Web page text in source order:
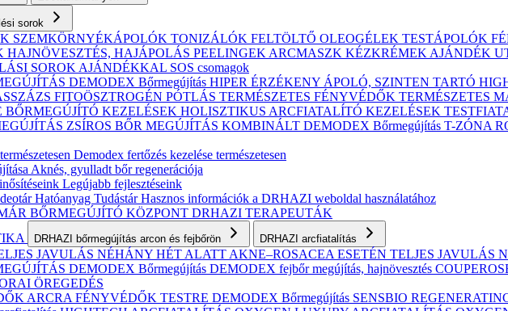
sorok
SZEMKÖRNYÉKÁPOLÓK TONIZÁLÓK FELTÖLTŐ OLEOGÉLEK TESTÁPOLÓK
HAJNÖVESZTÉS, HAJÁPOLÁS PEELINGEK ARCMASZK KÉZKRÉMEK AJÁNDÉK
SOROK AJÁNDÉKKAL SOS csomagok
DEMODEX Bőrmegújítás HIPER ÉRZÉKENY ÁPOLÓ, SZINTEN TARTÓ
FITOÖSZTROGÉN PÓTLÁS TERMÉSZETES FÉNYVÉDŐK TERMÉSZETES
BŐRMEGÚJÍTÓ KEZELÉSEK HOLISZTIKUS ARCFIATALÍTÓ KEZELÉSEK
ZSÍROS BŐR MEGÚJÍTÁS KOMBINÁLT DEMODEX Bőrmegújítás T-ZÓNA
Demodex fertőzés kezelése természetesen
Aknés, gyulladt bőr regenerációja
Legújabb fejlesztéseink
Hatóanyag TudástárHasznos információk a DRHAZI weboldal használatához
BŐRMEGÚJÍTÓ KÖZPONT DRHAZI TERAPEUTÁK
DRHAZI bőrmegújítás arcon és fejbőrön DRHAZI arcfiatalítás
JAVULÁS NÉHÁNY HÉT ALATT AKNE–ROSACEA ESETÉN TELJES JAVULÁS
DEMODEX Bőrmegújítás DEMODEX fejbőr megújítás, hajnövesztés
ÖREGEDÉS
ARCRA FÉNYVÉDŐK TESTRE DEMODEX Bőrmegújítás SENSBIO